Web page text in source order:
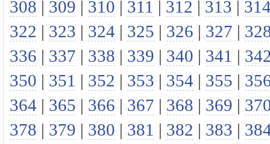
308 | 309 | 310 | 311 | 312 | 313 |
322 | 323 | 324 | 325 | 326 | 327 |
336 | 337 | 338 | 339 | 340 | 341 |
350 | 351 | 352 | 353 | 354 | 355 |
364 | 365 | 366 | 367 | 368 | 369 |
378 | 379 | 380 | 381 | 382 | 383 |